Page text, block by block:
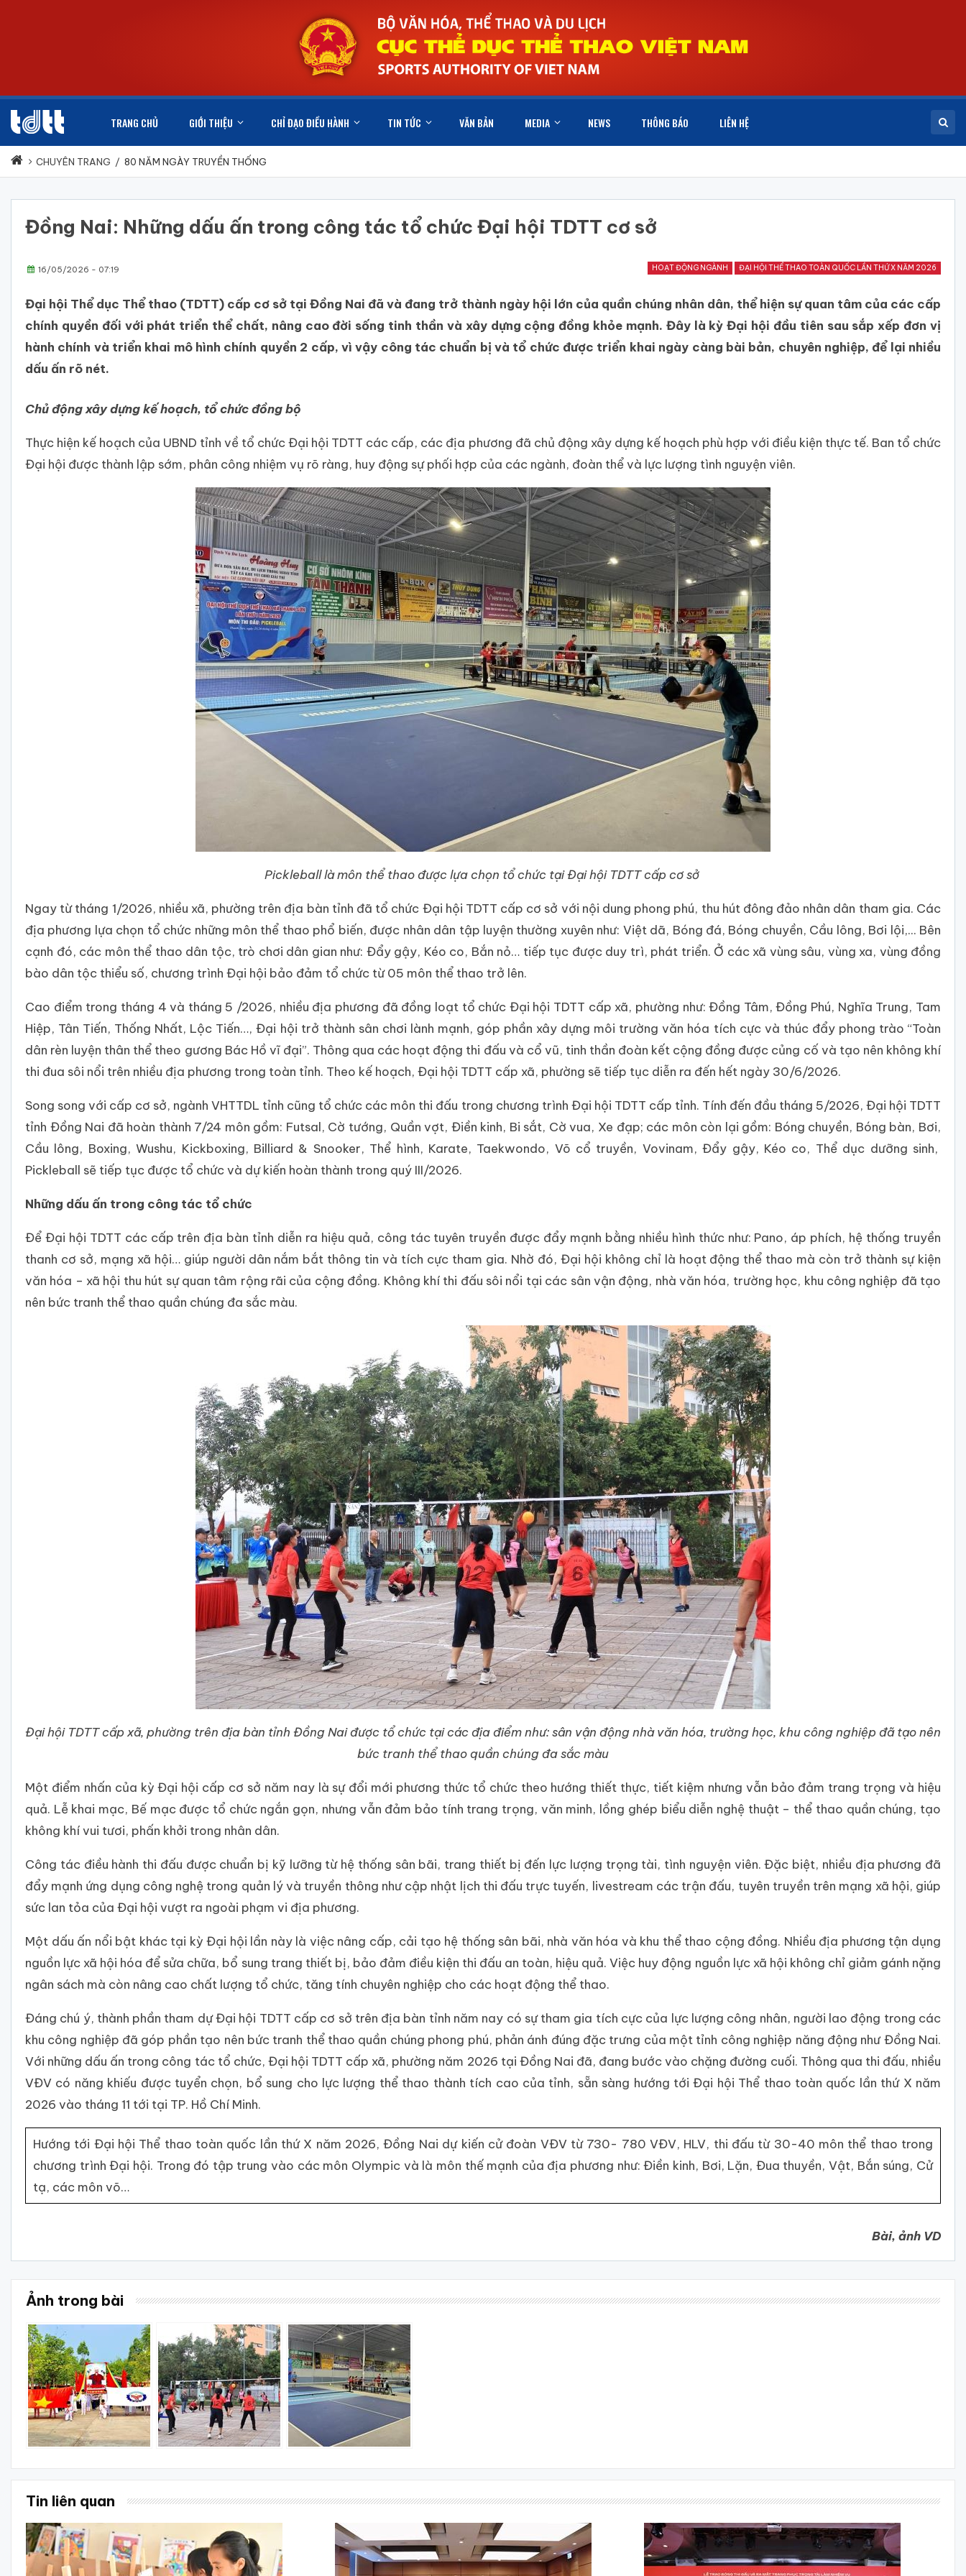
TRANG CHỦ GIỚI THIỆU CHỈ ĐẠO ĐIỀU HÀNH TIN TỨC VĂN BẢN MEDIA NEWS THÔNG BÁO LIÊN HỆ
CHUYÊN TRANG / 80 NĂM NGÀY TRUYỀN THỐNG
Đồng Nai: Những dấu ấn trong công tác tổ chức Đại hội TDTT cơ sở
HOẠT ĐỘNG NGÀNH ĐẠI HỘI THỂ THAO TOÀN QUỐC LẦN THỨ X NĂM 2026
16/05/2026 - 07:19
Đại hội Thể dục Thể thao (TDTT) cấp cơ sở tại Đồng Nai đã và đang trở thành ngày hội lớn của quần chúng nhân dân, thể hiện sự quan tâm của các cấp
chính quyền đối với phát triển thể chất, nâng cao đời sống tinh thần và xây dựng cộng đồng khỏe mạnh. Đây là kỳ Đại hội đầu tiên sau sắp xếp đơn vị
hành chính và triển khai mô hình chính quyền 2 cấp, vì vậy công tác chuẩn bị và tổ chức được triển khai ngày càng bài bản, chuyên nghiệp, để lại nhiều
dấu ấn rõ nét.
Chủ động xây dựng kế hoạch, tổ chức đồng bộ
Thực hiện kế hoạch của UBND tỉnh về tổ chức Đại hội TDTT các cấp, các địa phương đã chủ động xây dựng kế hoạch phù hợp với điều kiện thực tế. Ban tổ chức
Đại hội được thành lập sớm, phân công nhiệm vụ rõ ràng, huy động sự phối hợp của các ngành, đoàn thể và lực lượng tình nguyện viên.
Pickleball là môn thể thao được lựa chọn tổ chức tại Đại hội TDTT cấp cơ sở
Ngay từ tháng 1/2026, nhiều xã, phường trên địa bàn tỉnh đã tổ chức Đại hội TDTT cấp cơ sở với nội dung phong phú, thu hút đông đảo nhân dân tham gia. Các
địa phương lựa chọn tổ chức những môn thể thao phổ biến, được nhân dân tập luyện thường xuyên như: Việt dã, Bóng đá, Bóng chuyền, Cầu lông, Bơi lội,... Bên
cạnh đó, các môn thể thao dân tộc, trò chơi dân gian như: Đẩy gậy, Kéo co, Bắn nỏ… tiếp tục được duy trì, phát triển. Ở các xã vùng sâu, vùng xa, vùng đồng
bào dân tộc thiểu số, chương trình Đại hội bảo đảm tổ chức từ 05 môn thể thao trở lên.
Cao điểm trong tháng 4 và tháng 5 /2026, nhiều địa phương đã đồng loạt tổ chức Đại hội TDTT cấp xã, phường như: Đồng Tâm, Đồng Phú, Nghĩa Trung, Tam
Hiệp, Tân Tiến, Thống Nhất, Lộc Tiến…, Đại hội trở thành sân chơi lành mạnh, góp phần xây dựng môi trường văn hóa tích cực và thúc đẩy phong trào “Toàn
dân rèn luyện thân thể theo gương Bác Hồ vĩ đại”. Thông qua các hoạt động thi đấu và cổ vũ, tinh thần đoàn kết cộng đồng được củng cố và tạo nên không khí
thi đua sôi nổi trên nhiều địa phương trong toàn tỉnh. Theo kế hoạch, Đại hội TDTT cấp xã, phường sẽ tiếp tục diễn ra đến hết ngày 30/6/2026.
Song song với cấp cơ sở, ngành VHTTDL tỉnh cũng tổ chức các môn thi đấu trong chương trình Đại hội TDTT cấp tỉnh. Tính đến đầu tháng 5/2026, Đại hội TDTT
tỉnh Đồng Nai đã hoàn thành 7/24 môn gồm: Futsal, Cờ tướng, Quần vợt, Điền kinh, Bi sắt, Cờ vua, Xe đạp; các môn còn lại gồm: Bóng chuyền, Bóng bàn, Bơi,
Cầu lông, Boxing, Wushu, Kickboxing, Billiard & Snooker, Thể hình, Karate, Taekwondo, Võ cổ truyền, Vovinam, Đẩy gậy, Kéo co, Thể dục dưỡng sinh,
Pickleball sẽ tiếp tục được tổ chức và dự kiến hoàn thành trong quý III/2026.
Những dấu ấn trong công tác tổ chức
Để Đại hội TDTT các cấp trên địa bàn tỉnh diễn ra hiệu quả, công tác tuyên truyền được đẩy mạnh bằng nhiều hình thức như: Pano, áp phích, hệ thống truyền
thanh cơ sở, mạng xã hội… giúp người dân nắm bắt thông tin và tích cực tham gia. Nhờ đó, Đại hội không chỉ là hoạt động thể thao mà còn trở thành sự kiện
văn hóa – xã hội thu hút sự quan tâm rộng rãi của cộng đồng. Không khí thi đấu sôi nổi tại các sân vận động, nhà văn hóa, trường học, khu công nghiệp đã tạo
nên bức tranh thể thao quần chúng đa sắc màu.
Đại hội TDTT cấp xã, phường trên địa bàn tỉnh Đồng Nai được tổ chức tại các địa điểm như: sân vận động nhà văn hóa, trường học, khu công nghiệp đã tạo nên
bức tranh thể thao quần chúng đa sắc màu
Một điểm nhấn của kỳ Đại hội cấp cơ sở năm nay là sự đổi mới phương thức tổ chức theo hướng thiết thực, tiết kiệm nhưng vẫn bảo đảm trang trọng và hiệu
quả. Lễ khai mạc, Bế mạc được tổ chức ngắn gọn, nhưng vẫn đảm bảo tính trang trọng, văn minh, lồng ghép biểu diễn nghệ thuật – thể thao quần chúng, tạo
không khí vui tươi, phấn khởi trong nhân dân.
Công tác điều hành thi đấu được chuẩn bị kỹ lưỡng từ hệ thống sân bãi, trang thiết bị đến lực lượng trọng tài, tình nguyện viên. Đặc biệt, nhiều địa phương đã
đẩy mạnh ứng dụng công nghệ trong quản lý và truyền thông như cập nhật lịch thi đấu trực tuyến, livestream các trận đấu, tuyên truyền trên mạng xã hội, giúp
sức lan tỏa của Đại hội vượt ra ngoài phạm vi địa phương.
Một dấu ấn nổi bật khác tại kỳ Đại hội lần này là việc nâng cấp, cải tạo hệ thống sân bãi, nhà văn hóa và khu thể thao cộng đồng. Nhiều địa phương tận dụng
nguồn lực xã hội hóa để sửa chữa, bổ sung trang thiết bị, bảo đảm điều kiện thi đấu an toàn, hiệu quả. Việc huy động nguồn lực xã hội không chỉ giảm gánh nặng
ngân sách mà còn nâng cao chất lượng tổ chức, tăng tính chuyên nghiệp cho các hoạt động thể thao.
Đáng chú ý, thành phần tham dự Đại hội TDTT cấp cơ sở trên địa bàn tỉnh năm nay có sự tham gia tích cực của lực lượng công nhân, người lao động trong các
khu công nghiệp đã góp phần tạo nên bức tranh thể thao quần chúng phong phú, phản ánh đúng đặc trưng của một tỉnh công nghiệp năng động như Đồng Nai.
Với những dấu ấn trong công tác tổ chức, Đại hội TDTT cấp xã, phường năm 2026 tại Đồng Nai đã, đang bước vào chặng đường cuối. Thông qua thi đấu, nhiều
VĐV có năng khiếu được tuyển chọn, bổ sung cho lực lượng thể thao thành tích cao của tỉnh, sẵn sàng hướng tới Đại hội Thể thao toàn quốc lần thứ X năm
2026 vào tháng 11 tới tại TP. Hồ Chí Minh.
Hướng tới Đại hội Thể thao toàn quốc lần thứ X năm 2026, Đồng Nai dự kiến cử đoàn VĐV từ 730- 780 VĐV, HLV, thi đấu từ 30-40 môn thể thao trong
chương trình Đại hội. Trong đó tập trung vào các môn Olympic và là môn thế mạnh của địa phương như: Điền kinh, Bơi, Lặn, Đua thuyền, Vật, Bắn súng, Cử
tạ, các môn võ…
Bài, ảnh VD
Ảnh trong bài
Tin liên quan